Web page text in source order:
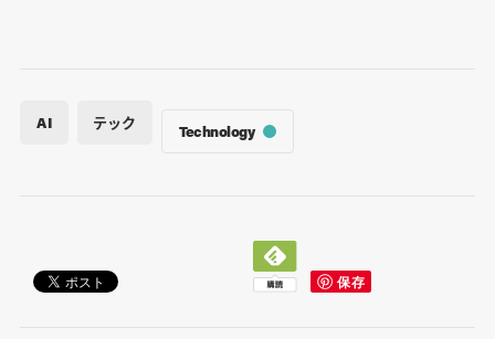
AI テック Technology